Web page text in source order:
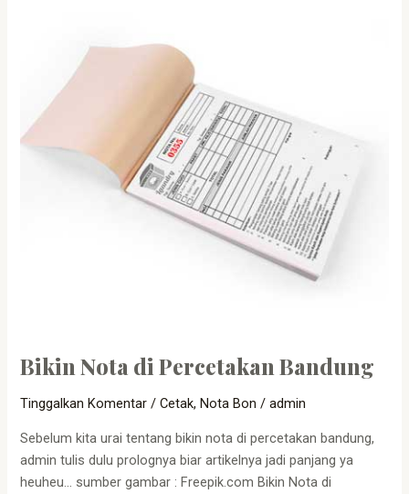
Bikin Nota di Percetakan Bandung
Tinggalkan Komentar /Cetak,Nota Bon /admin
Sebelum kita urai tentang bikin nota di percetakan bandung,
admin tulis dulu prolognya biar artikelnya jadi panjang ya
heuheu… sumber gambar : Freepik.com Bikin Nota di